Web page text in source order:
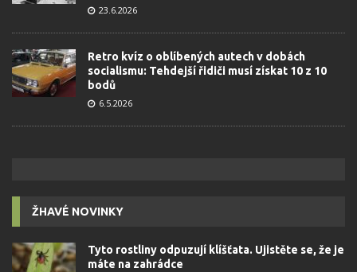
23.6.2026
Retro kvíz o oblíbených autech v dobách
socialismu: Tehdejší řidiči musí získat 10 z 10
bodů
6.5.2026
ŽHAVÉ NOVINKY
Tyto rostliny odpuzují klíšťata. Ujistěte se, že je
máte na zahrádce